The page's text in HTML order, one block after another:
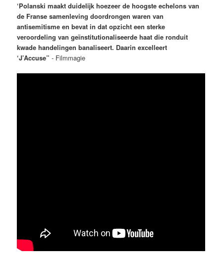
‘Polanski maakt duidelijk hoezeer de hoogste echelons van
de Franse samenleving doordrongen waren van
antisemitisme en bevat in dat opzicht een sterke
veroordeling van geïnstitutionaliseerde haat die ronduit
kwade handelingen banaliseert. Daarin excelleert
‘J’Accuse”- Filmmagie